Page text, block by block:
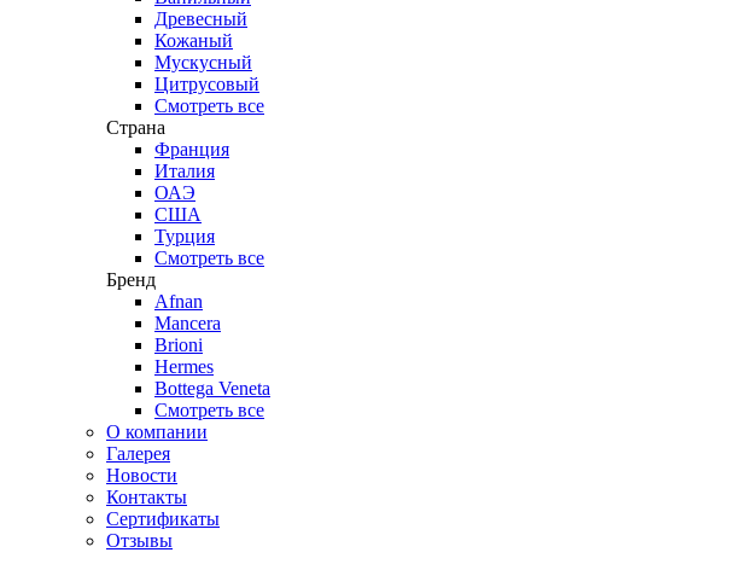
Древесный
Кожаный
Мускусный
Цитрусовый
Смотреть все
Страна
Франция
Италия
ОАЭ
США
Турция
Смотреть все
Бренд
Afnan
Mancera
Brioni
Hermes
Bottega Veneta
Смотреть все
О компании
Галерея
Новости
Контакты
Сертификаты
Отзывы